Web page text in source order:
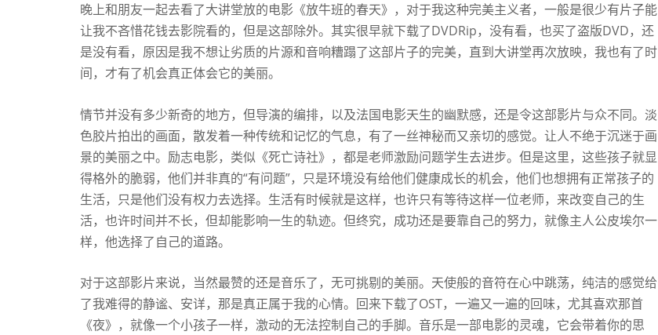
班
的
春
晚上和朋友一起去看了大讲堂放的电影《放牛班的春天》，对于我这种完美主义者，一般是很少有片子能
让我不吝惜花钱去影院看的，但是这部除外。其实很早就下载了DVDRip，没有看，也买了盗版DVD，还
是没有看，原因是我不想让劣质的片源和音响糟蹋了这部片子的完美，直到大讲堂再次放映，我也有了时
间，才有了机会真正体会它的美丽。
情节并没有多少新奇的地方，但导演的编排，以及法国电影天生的幽默感，还是令这部影片与众不同。淡
色胶片拍出的画面，散发着一种传统和记忆的气息，有了一丝神秘而又亲切的感觉。让人不绝于沉迷于画
景的美丽之中。励志电影，类似《死亡诗社》，都是老师激励问题学生去进步。但是这里，这些孩子就显
得格外的脆弱，他们并非真的“有问题”，只是环境没有给他们健康成长的机会，他们也想拥有正常孩子的
生活，只是他们没有权力去选择。生活有时候就是这样，也许只有等待这样一位老师，来改变自己的生
活，也许时间并不长，但却能影响一生的轨迹。但终究，成功还是要靠自己的努力，就像主人公皮埃尔一
样，他选择了自己的道路。
对于这部影片来说，当然最赞的还是音乐了，无可挑剔的美丽。天使般的音符在心中跳荡，纯洁的感觉给
了我难得的静谧、安详，那是真正属于我的心情。回来下载了OST，一遍又一遍的回味，尤其喜欢那首
《夜》，就像一个小孩子一样，激动的无法控制自己的手脚。音乐是一部电影的灵魂，它会带着你的思